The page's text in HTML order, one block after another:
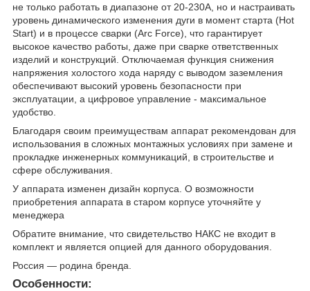
не только работать в диапазоне от 20-230А, но и настраивать
уровень динамического изменения дуги в момент старта (Hot
Start) и в процессе сварки (Arc Force), что гарантирует
высокое качество работы, даже при сварке ответственных
изделий и конструкций. Отключаемая функция снижения
напряжения холостого хода наряду с выводом заземления
обеспечивают высокий уровень безопасности при
эксплуатации, а цифровое управление - максимальное
удобство.
Благодаря своим преимуществам аппарат рекомендован для
использования в сложных монтажных условиях при замене и
прокладке инженерных коммуникаций, в строительстве и
сфере обслуживания.
У аппарата изменен дизайн корпуса. О возможности
приобретения аппарата в старом корпусе уточняйте у
менеджера
Обратите внимание, что свидетельство НАКС не входит в
комплект и является опцией для данного оборудования.
Россия — родина бренда.
Особенности: